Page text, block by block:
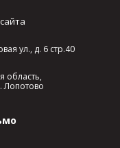
ул., д. 6 стр.40
область,
Лопотово